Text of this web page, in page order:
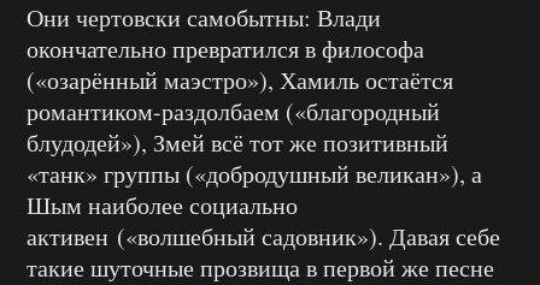
Они чертовски самобытны: Влади
окончательно превратился в философа
(«озарённый маэстро»), Хамиль остаётся
романтиком-раздолбаем («благородный
блудодей»), Змей всё тот же позитивный
«танк» группы («добродушный великан»), а
Шым наиболее социально
активен («волшебный садовник»). Давая себе
такие шуточные прозвища в первой же песне